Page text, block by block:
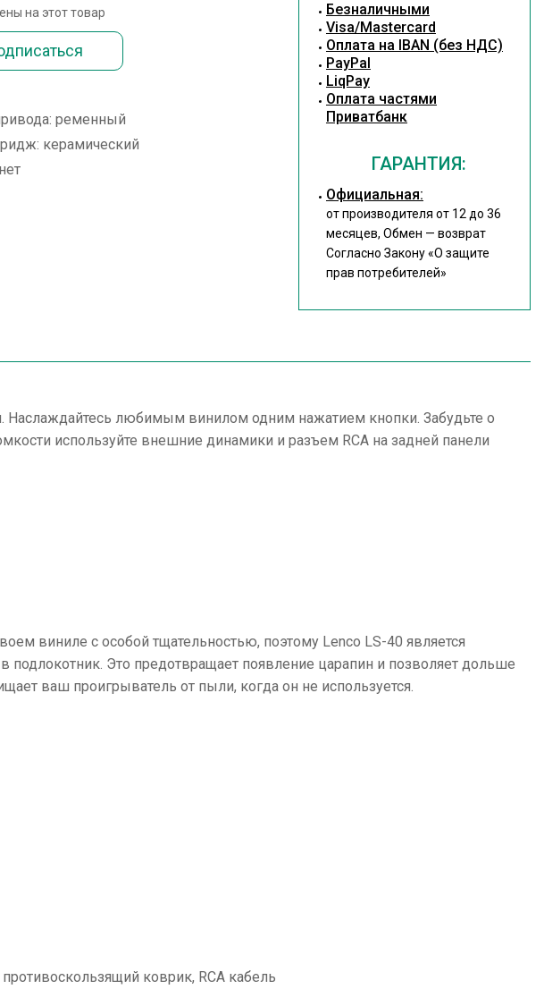
на этот товар
ременный
керамический
Безналичными
Visa/Mastercard
Оплата на IBAN (без НДС)
PayPal
LiqPay
Оплата частями
Приватбанк
ГАРАНТИЯ:
Официальная:
от производителя от 12 до 36
месяцев, Обмен — возврат
Согласно Закону«О защите
прав потребителей»
любимым винилом одним нажатием кнопки. Забудьте о
используйте внешние динамики и разъем RCA на задней панели
виниле с особой тщательностью, поэтому Lenco LS-40 является
подлокотник. Это предотвращает появление царапин и позволяет дольше
ваш проигрыватель от пыли, когда он не используется.
коврик, RCA кабель